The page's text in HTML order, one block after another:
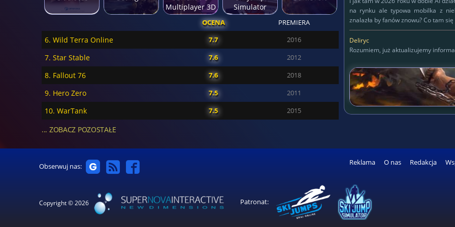
Multiplayer 3D
Sex Game
Simulator
OCENA PREMIERA
6. Wild Terra Online 7.7 2016
7. Star Stable 7.6 2012
8. Fallout 76 7.6 2018
9. Hero Zero 7.5 2011
10. WarTank 7.5 2015
... ZOBACZ POZOSTAŁE
na rynku ale typowa mobilka z
znalazła by fanów znowu? Co tam
Deliryc
Deliryc
KAPITAN
125
427
Rozumiem, już aktualizujemy
Obserwuj nas:
Copyright © 2026 Patronat:
Reklama O nas Redakcja